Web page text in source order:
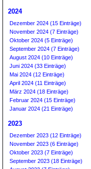
2024
Dezember 2024 (15 Einträge)
November 2024 (7 Einträge)
Oktober 2024 (5 Einträge)
September 2024 (7 Einträge)
August 2024 (10 Einträge)
Juni 2024 (33 Einträge)
Mai 2024 (12 Einträge)
April 2024 (11 Einträge)
März 2024 (18 Einträge)
Februar 2024 (15 Einträge)
Januar 2024 (21 Einträge)
2023
Dezember 2023 (12 Einträge)
November 2023 (6 Einträge)
Oktober 2023 (7 Einträge)
September 2023 (18 Einträge)